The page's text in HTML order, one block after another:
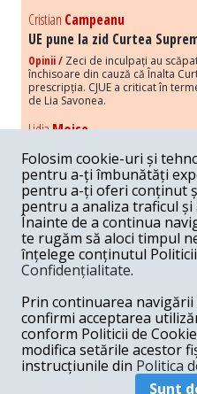
Cristian Campeanu
UE pune la zid Curtea
Opinii / Zeci de inculpați au
închisoare din cauză că Înalta
prescripția. CJUE a criticat în
de Lia Savonea.
LidiaMoise
Costurile economice ale
Opinii / Economia nu poate
susținerii intereselor poporului,
obsesia menținerii privilegiilor și
Melania Cincea
Noi puseuri de xenofobie
„neaoși”
Periodic, în spațiul public
mesaje xenofobe la adresa câte
anumit grup politico-mediatic,
ArmandGosu
Unirea cu Moldova: modele
Unirea cu Moldova
Folosim cookie-uri și
pentru a-ți îmbunătăți
pentru a-ți oferi conținut
pentru a analiza traficul
Înainte de a continua
te rugăm să aloci timpul
înțelege conținutul
Confidențialitate.
Prin continuarea
confirmi acceptarea
conform Politicii de
modifica setările acestor
instrucțiunile din Politica
Sunt